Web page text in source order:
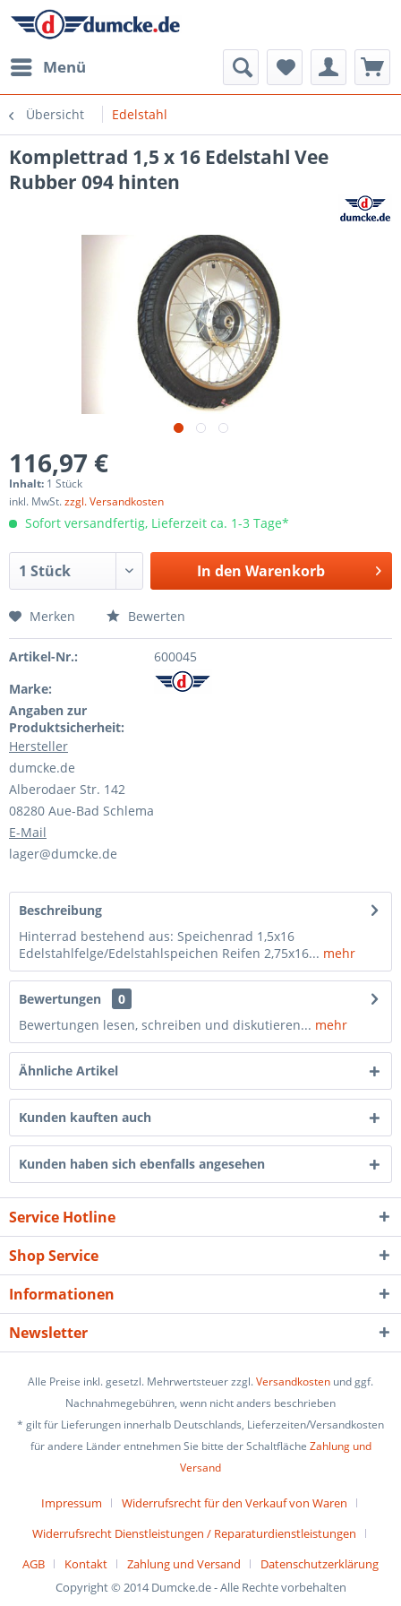
Menü
Übersicht Edelstahl
Komplettrad 1,5 x 16 Edelstahl Vee
Rubber 094 hinten
116,97 €
Inhalt: 1 Stück
inkl. MwSt.zzgl. Versandkosten
Sofort versandfertig, Lieferzeit ca. 1-3 Tage*
In den Warenkorb
Merken Bewerten
Artikel-Nr.:
600045
Marke:
Angaben zur
Produktsicherheit:
Hersteller
dumcke.de
Alberodaer Str. 142
08280 Aue-Bad Schlema
E-Mail
lager@dumcke.de
Beschreibung
Hinterrad bestehend aus: Speichenrad 1,5x16
Edelstahlfelge/Edelstahlspeichen Reifen 2,75x16... mehr
Bewertungen
0
Bewertungen lesen, schreiben und diskutieren... mehr
Ähnliche Artikel
Kunden kauften auch
Kunden haben sich ebenfalls angesehen
Service Hotline
Shop Service
Informationen
Newsletter
Alle Preise inkl. gesetzl. Mehrwertsteuer zzgl.Versandkosten und ggf.
Nachnahmegebühren, wenn nicht anders beschrieben
* gilt für Lieferungen innerhalb Deutschlands, Lieferzeiten/Versandkosten
für andere Länder entnehmen Sie bitte der Schaltfläche Zahlung und
Versand
Impressum
Widerrufsrecht für den Verkauf von Waren
Widerrufsrecht Dienstleistungen / Reparaturdienstleistungen
AGB
Kontakt Zahlung und Versand
Datenschutzerklärung
Copyright © 2014 Dumcke.de - Alle Rechte vorbehalten